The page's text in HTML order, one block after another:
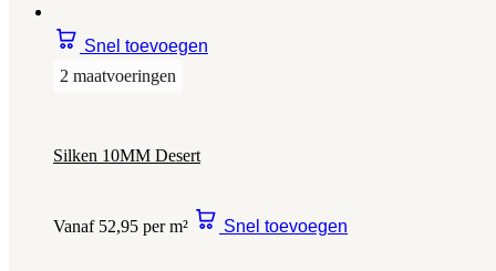
Snel toevoegen
2 maatvoeringen
Silken 10MM Desert
Vanaf 52,95 per m² Snel toevoegen